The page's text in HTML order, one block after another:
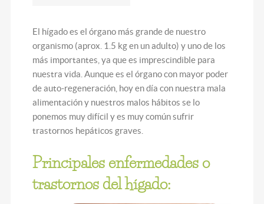
El hígado es el órgano más grande de nuestro
organismo (aprox. 1.5 kg en un adulto) y uno de los
más importantes, ya que es imprescindible para
nuestra vida. Aunque es el órgano con mayor poder
de auto-regeneración, hoy en día con nuestra mala
alimentación y nuestros malos hábitos se lo
ponemos muy difícil y es muy común sufrir
trastornos hepáticos graves.
Principales enfermedades o
trastornos del hígado: